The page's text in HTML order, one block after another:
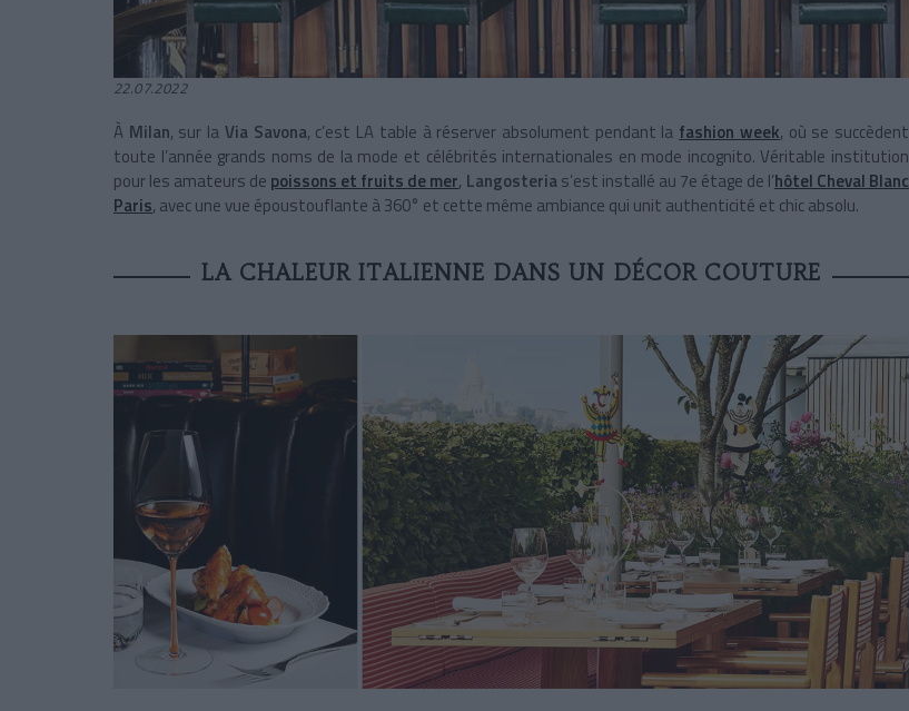
22.07.2022
À Milan, sur la Via Savona, c’est LA table à réserver absolument pendant la fashion week, où se succèdent
toute l’année grands noms de la mode et célébrités internationales en mode incognito. Véritable institution
pour les amateurs de poissons et fruits de mer, Langosterias’est installé au 7e étage de l’hôtel Cheval Blanc
Paris, avec une vue époustouflante à 360° et cette même ambiance qui unit authenticité et chic absolu.
LA CHALEUR ITALIENNE DANS UN DÉCOR COUTURE